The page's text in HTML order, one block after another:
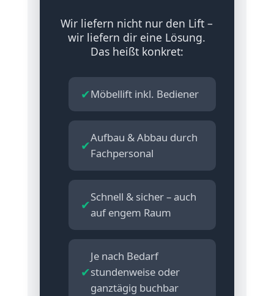
Wir liefern nicht nur den Lift –
wir liefern dir eine Lösung.
Das heißt konkret:
✔Möbellift inkl. Bediener
✔Aufbau & Abbau durch
Fachpersonal
✔Schnell & sicher – auch
auf engem Raum
✔
Je nach Bedarf
stundenweise oder
ganztägig buchbar